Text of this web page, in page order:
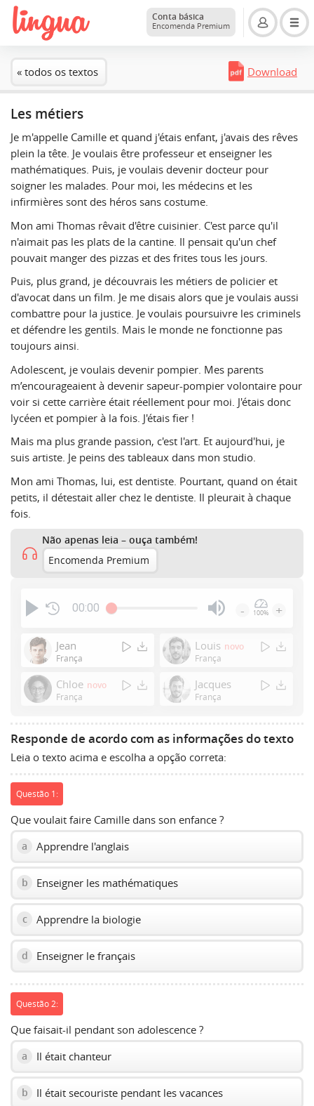
Conta básica
Encomenda Premium
« todos os textos Download
Les métiers
Je m'appelle Camille et quand j'étais enfant, j'avais des rêves
plein la tête. Je voulais être professeur et enseigner les
mathématiques. Puis, je voulais devenir docteur pour
soigner les malades. Pour moi, les médecins et les
infirmières sont des héros sans costume.
Mon ami Thomas rêvait d'être cuisinier. C'est parce qu'il
n'aimait pas les plats de la cantine. Il pensait qu'un chef
pouvait manger des pizzas et des frites tous les jours.
Puis, plus grand, je découvrais les métiers de policier et
d'avocat dans un film. Je me disais alors que je voulais aussi
combattre pour la justice. Je voulais poursuivre les criminels
et défendre les gentils. Mais le monde ne fonctionne pas
toujours ainsi.
Adolescent, je voulais devenir pompier. Mes parents
m’encourageaient à devenir sapeur-pompier volontaire pour
voir si cette carrière était réellement pour moi. J'étais donc
lycéen et pompier à la fois. J'étais fier !
Mais ma plus grande passion, c'est l'art. Et aujourd'hui, je
suis artiste. Je peins des tableaux dans mon studio.
Mon ami Thomas, lui, est dentiste. Pourtant, quand on était
petits, il détestait aller chez le dentiste. Il pleurait à chaque
fois.
Não apenas leia – ouça também!
Encomenda Premium
00:00
Enter
or
to
show
slider.
- 100% +
Jean
França
Louis novo
França
Chloe novo
França
Jacques
França
Responde de acordo com as informações do texto
Leia o texto acima e escolha a opção correta:
Questão 1:
Que voulait faire Camille dans son enfance ?
a Apprendre l'anglais
b Enseigner les mathématiques
c Apprendre la biologie
d Enseigner le français
Questão 2:
Que faisait-il pendant son adolescence ?
a Il était chanteur
b Il était secouriste pendant les vacances